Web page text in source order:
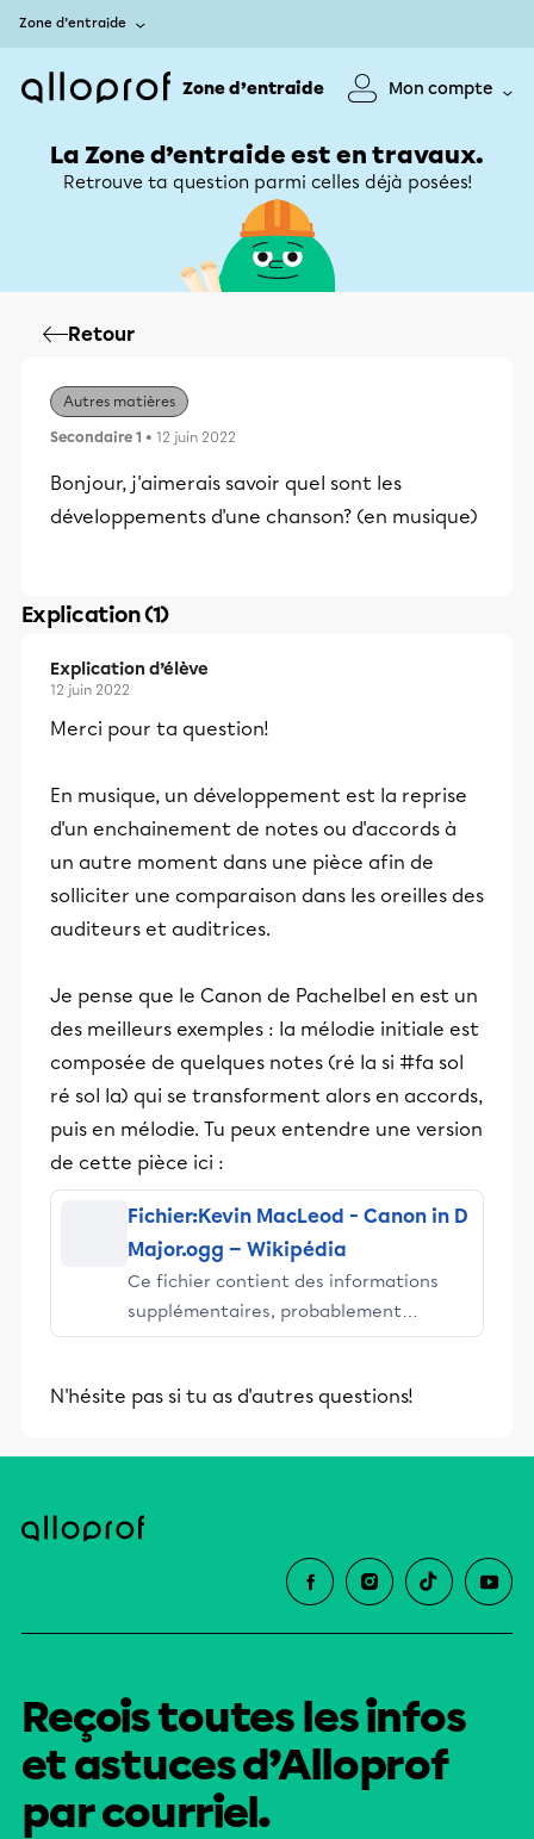
Zone d’entraide
Zone d’entraide Mon compte
La Zone d’entraide est en travaux.
Retrouve ta question parmi celles déjà posées!
Retour
Autres matières
Secondaire 1 • 12 juin 2022
Bonjour, j'aimerais savoir quel sont les
développements d'une chanson? (en musique)
Explication (1)
Explication d’élève
12 juin 2022
Merci pour ta question!
En musique, un développement est la reprise
d'un enchainement de notes ou d'accords à
un autre moment dans une pièce afin de
solliciter une comparaison dans les oreilles des
auditeurs et auditrices.
Je pense que le Canon de Pachelbel en est un
des meilleurs exemples : la mélodie initiale est
composée de quelques notes (ré la si #fa sol
ré sol la) qui se transforment alors en accords,
puis en mélodie. Tu peux entendre une version
de cette pièce ici :
Fichier:Kevin MacLeod - Canon in D
Major.ogg — Wikipédia
Ce fichier contient des informations
supplémentaires, probablement
ajoutées par l'appareil photo numérique
N'hésite pas si tu as d'autres questions!
Reçois toutes les infos
et astuces d’Alloprof
par courriel.